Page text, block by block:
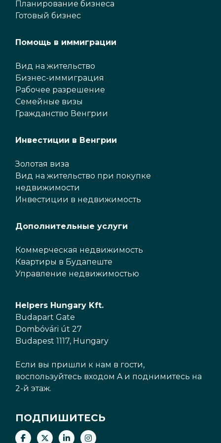
Планирование бизнеса
Готовый бизнес
Помощь в иммиграции
Вид на жительство
Бизнес-иммиграция
Рабочее разрешение
Семейные визы
Гражданство Венгрии
Инвестиции в Венгрии
Золотая виза
Вид на жительство при покупке
недвижимости
Инвестиции в недвижимость
Дополнительные услуги
Коммерческая недвижимость
Квартиры в Будапеште
Управление недвижимостью
Helpers Hungary Kft.
Budapart Gate
Dombóvári út 27
Budapest 1117, Hungary
Если вы пришли к нам в гости,
воспользуйтесь входом A и поднимитесь на
2-й этаж.
ПОДПИШИТЕСЬ